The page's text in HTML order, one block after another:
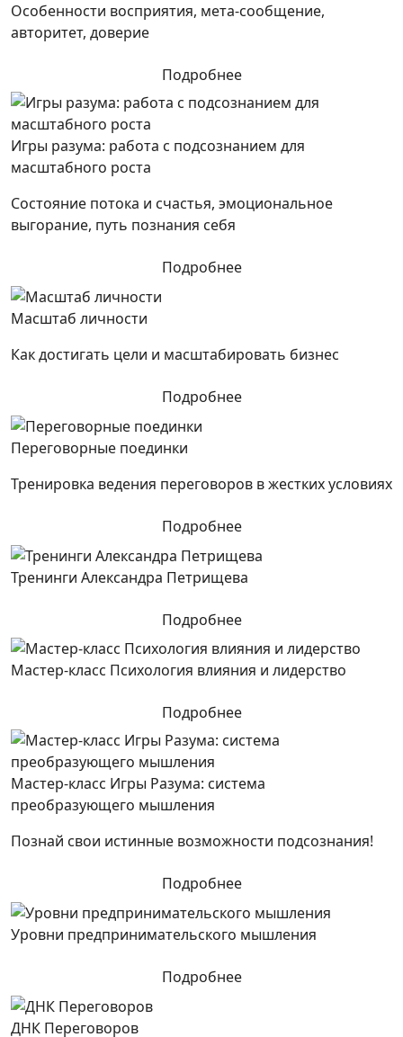
Особенности восприятия, мета-сообщение,
авторитет, доверие
Подробнее
Игры разума: работа с подсознанием для
масштабного роста
Состояние потока и счастья, эмоциональное
выгорание, путь познания себя
Подробнее
Масштаб личности
Как достигать цели и масштабировать бизнес
Подробнее
Переговорные поединки
Тренировка ведения переговоров в жестких условиях
Подробнее
Тренинги Александра Петрищева
Подробнее
Мастер-класс Психология влияния и лидерство
Подробнее
Мастер-класс Игры Разума: система
преобразующего мышления
Познай свои истинные возможности подсознания!
Подробнее
Уровни предпринимательского мышления
Подробнее
ДНК Переговоров